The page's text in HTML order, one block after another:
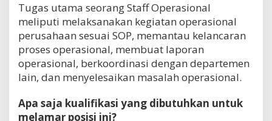
Tugas utama seorang Staff Operasional
meliputi melaksanakan kegiatan operasional
perusahaan sesuai SOP, memantau kelancaran
proses operasional, membuat laporan
operasional, berkoordinasi dengan departemen
lain, dan menyelesaikan masalah operasional.
Apa saja kualifikasi yang dibutuhkan untuk
melamar posisi ini?